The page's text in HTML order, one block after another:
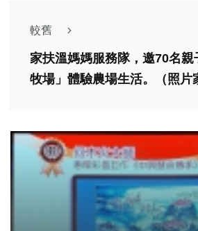
較舊
家扶溫媽媽服務隊，邀70名
牧場」體驗農場生活。（照